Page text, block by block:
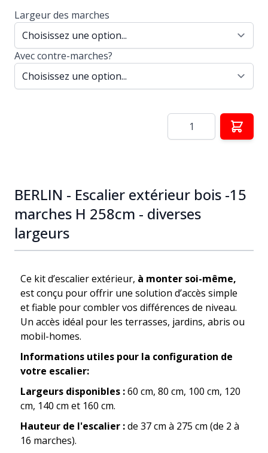
Largeur des marches
Avec contre-marches?
Quantité
BERLIN - Escalier extérieur bois -15
marches H 258cm - diverses
largeurs
Ce kit d’escalier extérieur, à monter soi-même,
est conçu pour offrir une solution d’accès simple
et fiable pour combler vos différences de niveau.
Un accès idéal pour les terrasses, jardins, abris ou
mobil-homes.
Informations utiles pour la configuration de
votre escalier:
Largeurs disponibles :60 cm, 80 cm, 100 cm, 120
cm, 140 cm et 160 cm.
Hauteur de l'escalier :de 37 cm à 275 cm (de 2 à
16 marches).